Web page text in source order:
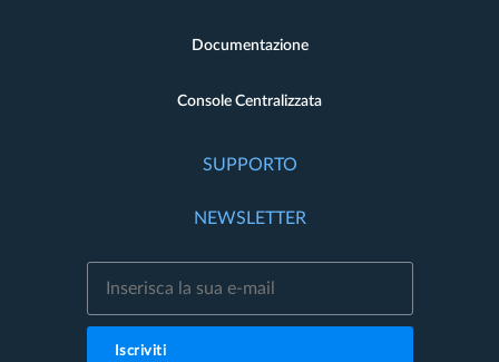
Documentazione
Console Centralizzata
SUPPORTO
NEWSLETTER
Iscriviti